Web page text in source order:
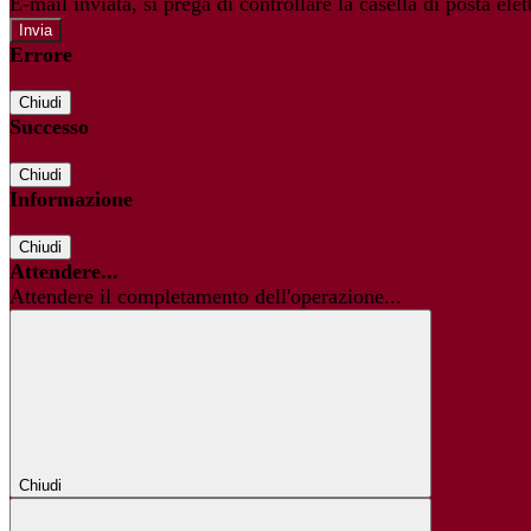
Errore
Chiudi
Successo
Chiudi
Informazione
Chiudi
Attendere...
Attendere il completamento dell'operazione...
Chiudi